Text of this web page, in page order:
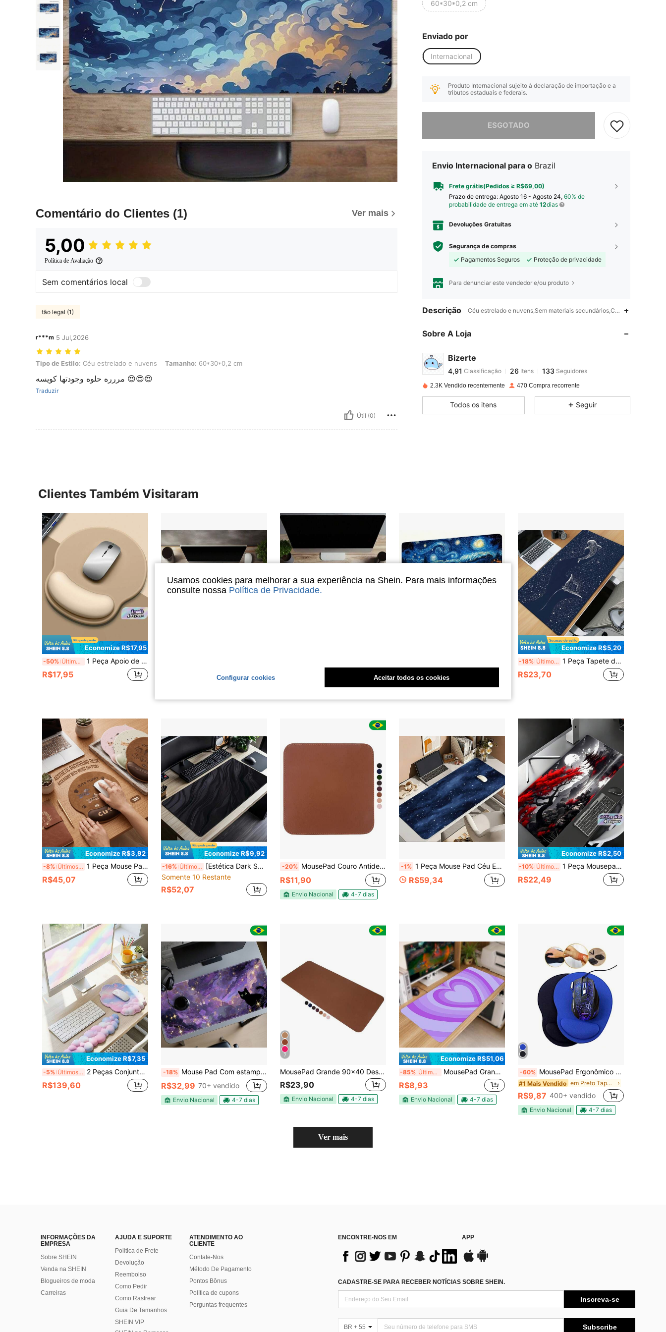
Comentário do Clientes (1) Ver mais
5,00
Política de Avaliação
Sem comentários local
tão legal (1)
r***m 5 Jul,2026
Tipo de Estilo: Céu estrelado e nuvens, Tamanho: 60*30*0,2 cm
Tipo de Estilo: Céu estrelado e nuvens Tamanho: 60*30*0,2 cm
مررره حلوه وجودتها كويسه 😍😍😍
Traduzir
Útil (0)
60*30*0,2 cm
Enviado por
Internacional
Produto Internacional sujeito à declaração de importação e a
tributos estaduais e federais.
ESGOTADO
Envio Internacional para o Brazil
Frete grátis(Pedidos ≥ R$69,00)
Prazo de entrega: Agosto 16 - Agosto 24, 60% de
probabilidade de entrega em até 12dias
Devoluções Gratuitas
Segurança de compras
Pagamentos Seguros
Proteção de privacidade
Para denunciar este vendedor e/ou produto
Descrição Céu estrelado e nuvens,Sem materiais secundários,Céu estrelado e
Sobre A Loja
Bizerte
4,91
4,91
.***.seguido 1 dia atrás
4,91
26
133
4,91
2.3K Vendido recentemente 470 Compra recorrente
Todos os itens Seguir
Clientes Também Visitaram
Economize R$17,95
-50% Últimos 2 dias 1 Peça Apoio de Pulso Ergonômico para Mouse, Base de Borracha Antiderrapante, Adequado para Mulheres e Homens
R$17,95 R$21,24
Economize R$5,20
-18% Últimos 3 dias 1 Peça Tapete de Mesa com Estampa de Tubarão-Baleia - Mousepad Gamer XXL, Tapete Multiuso para Teclado, Base de Borracha Durável, Design de Céu Estrelado, Adequado para Escritório e Casa, Presente Perfeito para Família e Amigos, Mousepad
R$23,70
Economize R$3,92
-8% Últimos 3 dias 1 Peça Mouse Pad Ergonômico com Estampa Fofa de Dachshund de Desenho Animado com Apoio de Pulso, Espuma de Memória Anti-Fadiga Alívio da Dor Antiderrapante Mouse Pad Macio, Acessório de Mesa Estético de Filhote, Adequado para Escritório, Casa, Computador, Laptop, Estudante, Uso Diário de Adolescente
R$45,07
Economize R$9,92
-16% Últimos 3 dias [Estética Dark Souls] Mouse Pad Gamer Extra-Grande | Apresenta uma Textura 3D de "Areia Movediça Escura". Bordas Costuradas e Base de Borracha Antiderrapante. Adequado para Uso em Escritório, Escola ou Casa.
Somente 10 Restante
R$52,07
-20% MousePad Couro Antiderrapante Costurado Premium
R$11,90
Envio Nacional 4-7 dias
-1% 1 Peça Mouse Pad Céu Estrelado Profundo & Estrelas Cintilantes – Um Tapete de Mesa de Borracha Durável e Lavável. Perfeito como Acessório de Mesa para Escritório, Escola ou Casa; Um Excelente Presente para Fãs e Amigos.
R$59,34
Economize R$2,50
-10% Últimos 3 dias 1 Peça Mousepad Grande Vermelho Brilhante com Base de Borracha Antiderrapante e Superfície Suave, Tapete de Computador para Jogos, Escritório, Casa, Laptop, Teclado, Escrivaninha, Presente de Feriado para Homens e Mulheres, Halloween
R$22,49
Economize R$7,35
-5% Últimos 3 dias 2 Peças Conjunto de Apoio de Pulso em Formato de Nuvem, Apoio de Pulso Ergonômico Macio de Espuma de Memória para Teclado e Mouse, Almofada Confortável para Escritório, Jogos e Suprimentos Escolares
R$139,60
-18% Mouse Pad Com estampa de Gato Gatinho Animal Com Céu Místico Colorido Para Escritório
R$32,99 70+ vendido
Envio Nacional 4-7 dias
7
MousePad Grande 90x40 Desk Pad Couro Gamer Office
R$23,90
Envio Nacional 4-7 dias
Economize R$51,06
-85% Últimos 3 dias MousePad Grande Estampa Corações Desk Pad 80x30 ou 25x18cm Base Antiderrapante
R$8,93
Envio Nacional 4-7 dias
-60% MousePad Ergonômico Gamer Escritório Profissional Antiderrapante Preto/Azul
#1 Mais Vendido em Preto Tapete de rato
R$9,87 400+ vendido
Envio Nacional 4-7 dias
Ver mais
INFORMAÇÕES DA
EMPRESA
Sobre SHEIN
Venda na SHEIN
Blogueiros de moda
Carreiras
AJUDA E SUPORTE
Política de Frete
Devolução
Reembolso
Como Pedir
Como Rastrear
Guia De Tamanhos
SHEIN VIP
ATENDIMENTO AO
CLIENTE
Contate-Nos
Método De Pagamento
Pontos Bônus
Política de cupons
Perguntas frequentes
ENCONTRE-NOS EM APP
CADASTRE-SE PARA RECEBER NOTÍCIAS SOBRE SHEIN.
Inscreva-se
BR + 55 Subscribe
Usamos cookies para melhorar a sua experiência na Shein. Para mais informações
consulte nossa Política de Privacidade.
Configurar cookies Aceitar todos os cookies